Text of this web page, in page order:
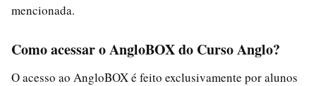
mencionada.
Como acessar o AngloBOX do Curso Anglo?
O acesso ao AngloBOX é feito exclusivamente por alunos